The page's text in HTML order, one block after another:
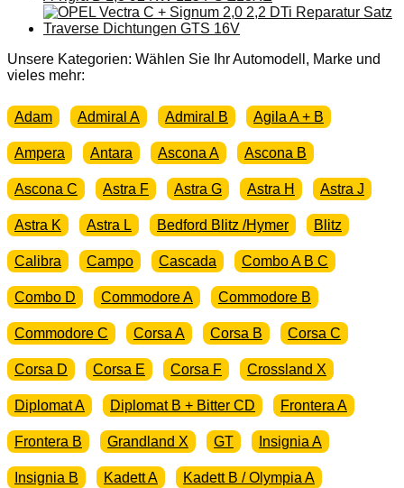
G
Zafira
A
Omega
1,8
2,0
X20XEV
Menge
Unsere Kategorien: Wählen Sie Ihr Automodell, Marke und
vieles mehr:
Adam Admiral A Admiral B Agila A + B
Ampera Antara Ascona A Ascona B
Ascona C Astra F Astra G Astra H Astra J
Astra K Astra L Bedford Blitz /Hymer Blitz
Calibra Campo Cascada Combo A B C
Combo D Commodore A Commodore B
Commodore C Corsa A Corsa B Corsa C
Corsa D Corsa E Corsa F Crossland X
Diplomat A Diplomat B + Bitter CD Frontera A
Frontera B Grandland X GT Insignia A
Insignia B Kadett A Kadett B / Olympia A